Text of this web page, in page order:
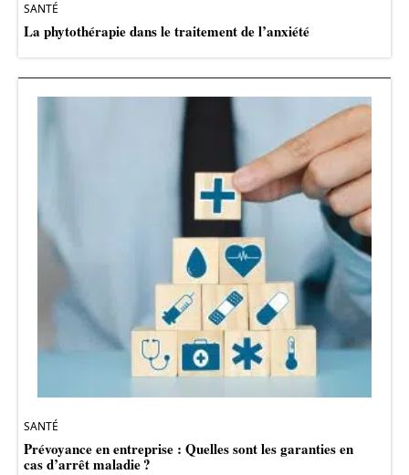
SANTÉ
La phytothérapie dans le traitement de l’anxiété
SANTÉ
Prévoyance en entreprise : Quelles sont les garanties en
cas d’arrêt maladie ?